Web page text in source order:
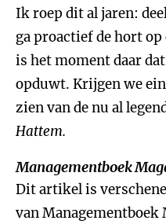
Ik roep dit al jaren:
ga proactief de hort
is het moment daar
opduwt. Krijgen we
zien van de nu al
Hattem.
Managementboek
Dit artikel is
van Managementboek